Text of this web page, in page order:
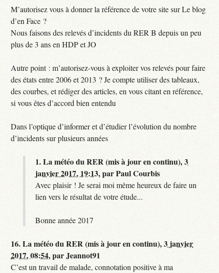
M’autorisez vous à donner la référence de votre site sur Le blog
d’en Face ?
Nous faisons des relevés d’incidents du RER B depuis un peu
plus de 3 ans en HDP et JO
Autre point : m’autorisez-vous à exploiter vos relevés pour faire
des états entre 2006 et 2013 ? Je compte utiliser des tableaux,
des courbes, et rédiger des articles, en vous citant en référence,
si vous êtes d’accord bien entendu
Dans l’optique d’informer et d’étudier l’évolution du nombre
d’incidents sur plusieurs années
1.La météo du RER (mis à jour en continu),3
janvier 2017, 19:13,parPaul Courbis
Avec plaisir ! Je serai moi même heureux de faire un
lien vers le résultat de votre étude...
Bonne année 2017
16.La météo du RER (mis à jour en continu),3 janvier
2017, 08:54,parJeannot91
C’est un travail de malade, connotation positive à ma